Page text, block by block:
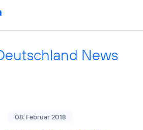
News
08. Februar 2018